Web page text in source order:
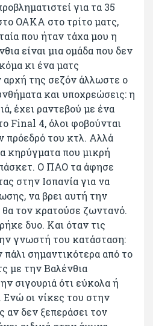
για τα 35
ΟΑΚΑ στο τρίτο ματς,
που ήταν τάχα μου η
είναι μια ομάδα που δεν
κι ένα ματς
της σεζόν άλλωστε ο
και υποχρεώσεις: η
έχει ραντεβού με ένα
Final 4, όλοι φοβούνται
πρόεδρό του κτλ. Αλλά
κηρύγματα που μικρή
Ο ΠΑΟ τα άφησε
στην Ισπανία για να
να βρει αυτή την
τον κρατούσε ζωντανό.
δυο. Και όταν τις
γνωστή του κατάσταση:
σημαντικότερα από το
με την Βαλένθια
σιγουριά ότι εύκολα ή
Ενώ οι νίκες του στην
αν δεν ξεπεράσει τον